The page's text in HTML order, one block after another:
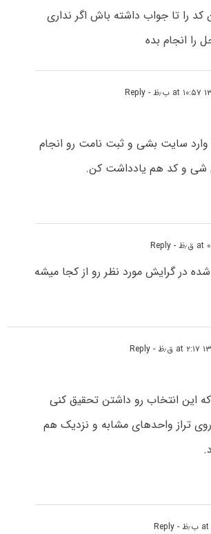
را تا جواب داشته باش اگر نداری
را انجام بده
- Reply
وارد سایت بشی و ثبت نامت رو انجام
شی و کد هم یادداشت کن.
- Reply
شده در گرایش مورد نظر رو از کجا میشه
- Reply
که این انتخاب رو داشتن تحقیق کنی
تراز واحدهای مشابه و نزدیک هم
- Reply